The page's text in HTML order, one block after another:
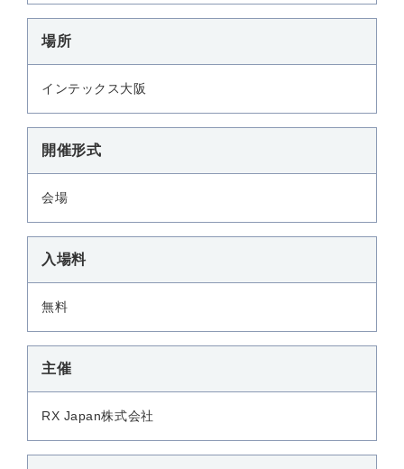
場所
インテックス大阪
開催形式
会場
入場料
無料
主催
RX Japan株式会社